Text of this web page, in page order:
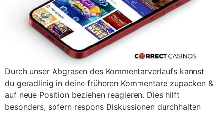
Durch unser Abgrasen des Kommentarverlaufs kannst
du geradlinig in deine früheren Kommentare zupacken &
auf neue Position beziehen reagieren. Dies hilft
besonders, sofern respons Diskussionen durchhalten